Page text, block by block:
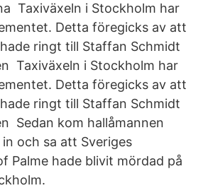
Taxiväxeln i Stockholm har
Detta föregicks av att
ringt till Staffan Schmidt
Taxiväxeln i Stockholm har
Detta föregicks av att
ringt till Staffan Schmidt
Sedan kom hallåmannen
och sa att Sveriges
Palme hade blivit mördad på